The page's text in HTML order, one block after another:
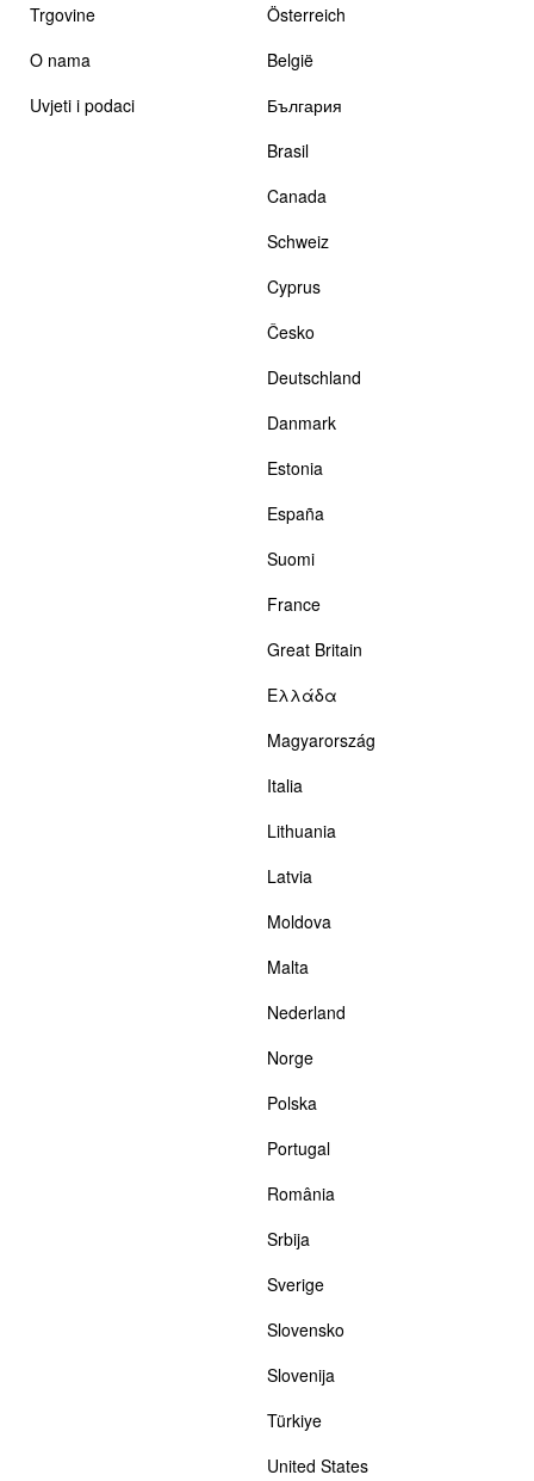
Trgovine
O nama
Uvjeti i podaci
Österreich
België
България
Brasil
Canada
Schweiz
Cyprus
Česko
Deutschland
Danmark
Estonia
España
Suomi
France
Great Britain
Ελλάδα
Magyarország
Italia
Lithuania
Latvia
Moldova
Malta
Nederland
Norge
Polska
Portugal
România
Srbija
Sverige
Slovensko
Slovenija
Türkiye
United States